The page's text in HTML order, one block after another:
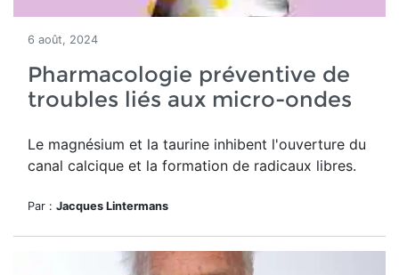
6 août, 2024
Pharmacologie préventive de
troubles liés aux micro-ondes
Le magnésium et la taurine inhibent l'ouverture du
canal calcique et la formation de radicaux libres.
Par : Jacques Lintermans